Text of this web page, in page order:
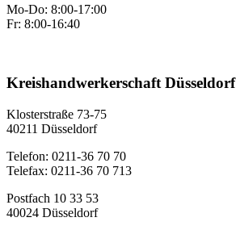
Mo-Do: 8:00-17:00
Fr: 8:00-16:40
Kreishandwerkerschaft Düsseldorf
Klosterstraße 73-75
40211 Düsseldorf
Telefon: 0211-36 70 70
Telefax: 0211-36 70 713
Postfach 10 33 53
40024 Düsseldorf